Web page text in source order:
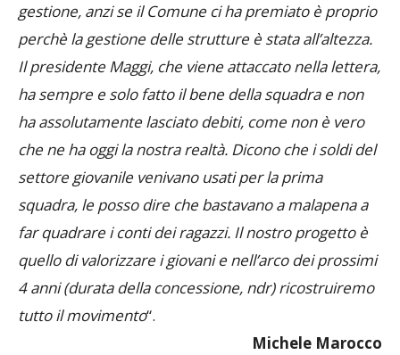
gestione, anzi se il Comune ci ha premiato è proprio
perchè la gestione delle strutture è stata all’altezza.
Il presidente Maggi, che viene attaccato nella lettera,
ha sempre e solo fatto il bene della squadra e non
ha assolutamente lasciato debiti, come non è vero
che ne ha oggi la nostra realtà. Dicono che i soldi del
settore giovanile venivano usati per la prima
squadra, le posso dire che bastavano a malapena a
far quadrare i conti dei ragazzi. Il nostro progetto è
quello di valorizzare i giovani e nell’arco dei prossimi
4 anni (durata della concessione, ndr) ricostruiremo
tutto il movimento“.
Michele Marocco